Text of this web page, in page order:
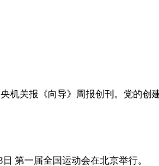
关报《向导》周报创刊。党的创
第一届全国运动会在北京举行。